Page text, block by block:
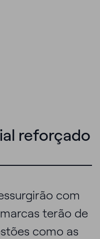
reforçado
com
terão de
como as